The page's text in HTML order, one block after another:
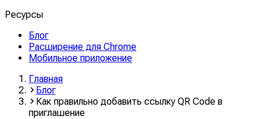
Ресурсы
Блог
Расширение для Chrome
Мобильное приложение
Главная
Блог
Как правильно добавить ссылку QR Code в
приглашение